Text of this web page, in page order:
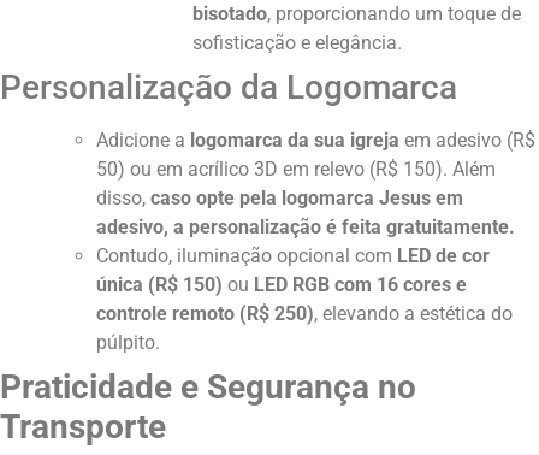
bisotado, proporcionando um toque de
sofisticação e elegância.
Personalização da Logomarca
Adicione a logomarca da sua igreja em adesivo (R$
50) ou em acrílico 3D em relevo (R$ 150). Além
disso, caso opte pela logomarca Jesus em
adesivo, a personalização é feita gratuitamente.
Contudo, iluminação opcional com LED de cor
única (R$ 150) ou LED RGB com 16 cores e
controle remoto (R$ 250), elevando a estética do
púlpito.
Praticidade e Segurança no
Transporte